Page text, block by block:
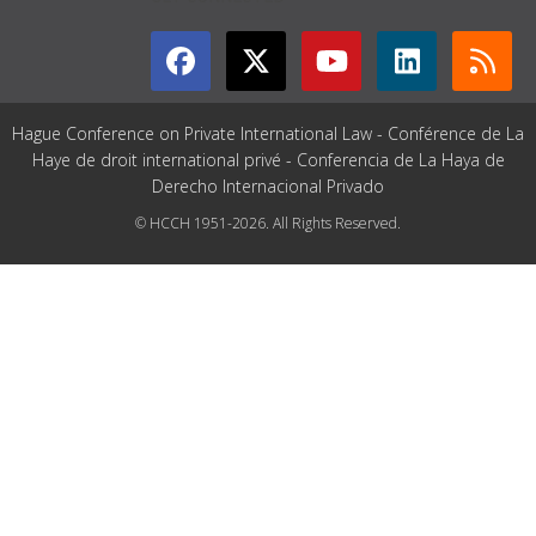
Hague Conference on Private International Law - Conférence de La
Haye de droit international privé - Conferencia de La Haya de
Derecho Internacional Privado
© HCCH 1951-2026. All Rights Reserved.